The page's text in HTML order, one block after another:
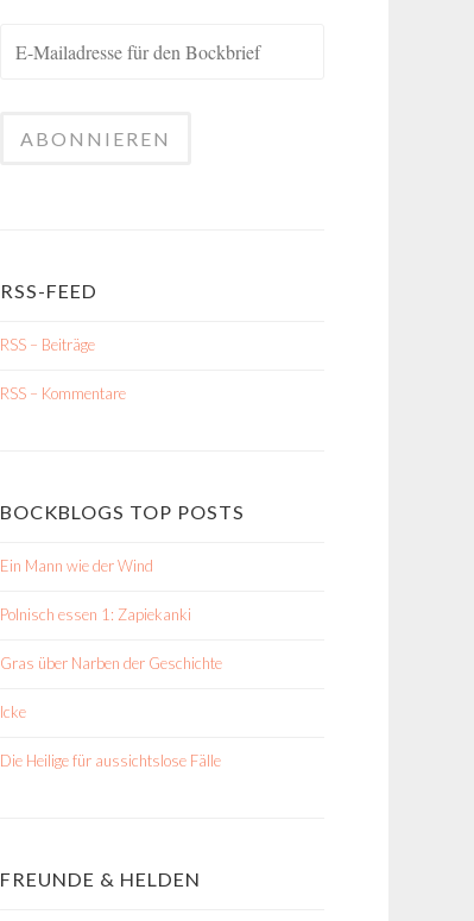
RSS-FEED
RSS – Beiträge
RSS – Kommentare
BOCKBLOGS TOP POSTS
Ein Mann wie der Wind
Polnisch essen 1: Zapiekanki
Gras über Narben der Geschichte
Icke
Die Heilige für aussichtslose Fälle
FREUNDE & HELDEN